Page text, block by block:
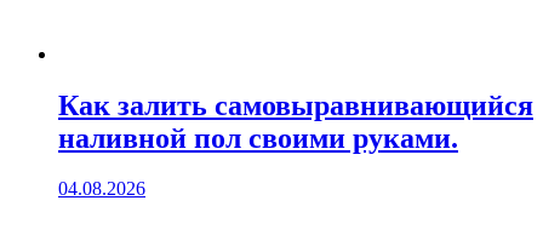
Как залить самовыравнивающийся
наливной пол своими руками.
04.08.2026